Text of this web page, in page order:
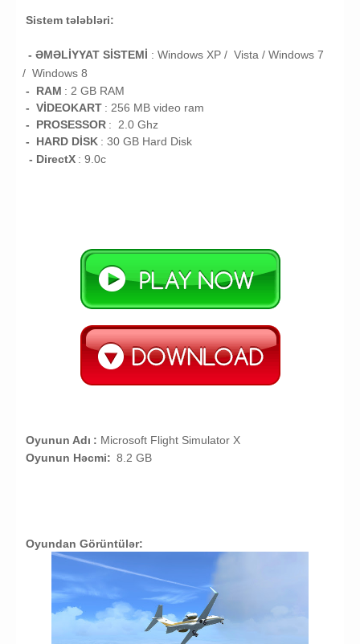
Sistem tələbləri:
- ƏMƏLİYYAT SİSTEMİ : Windows XP / Vista / Windows 7
/ Windows 8
- RAM : 2 GB RAM
- VİDEOKART : 256 MB video ram
- PROSESSOR : 2.0 Ghz
- HARD DİSK : 30 GB Hard Disk
- DirectX : 9.0c
Oyunun Adı : Microsoft Flight Simulator X
Oyunun Həcmi: 8.2 GB
Oyundan Görüntülər: